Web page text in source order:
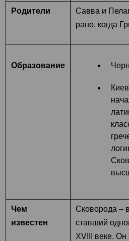
Родители
Савва и
рано, когда
Образование
Чем
известен
Сковорода –
ставший
XVIII веке. Он